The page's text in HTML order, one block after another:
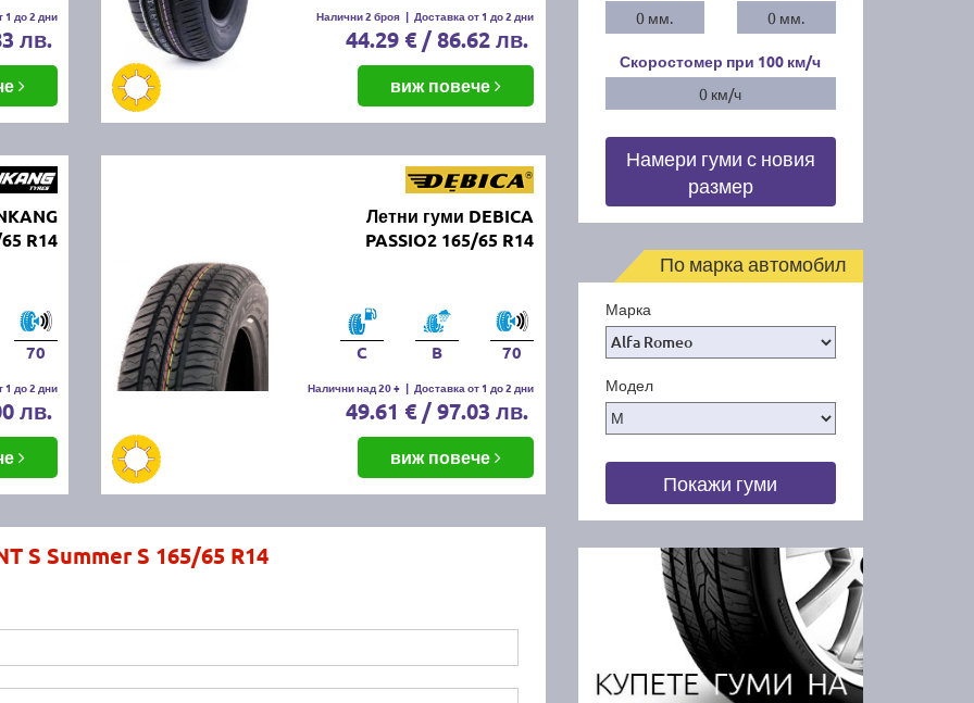
1 до 2 дни
лв.
Налични 2 броя | Доставка от 1 до 2 дни
44.29 € / 86.62 лв.
виж повече
R14
70
1 до 2 дни
лв.
Летни гуми DEBICA
PASSIO2 165/65 R14
C B 70
Налични над 20 + | Доставка от 1 до 2 дни
49.61 € / 97.03 лв.
виж повече
S Summer S 165/65 R14
0 мм.
0 мм.
Скоростомер при 100 км/ч
0 км/ч
Намери гуми с новия
размер
По марка автомобил
Марка
Модел
Покажи гуми